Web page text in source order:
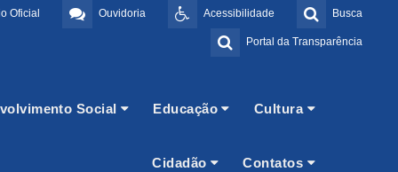
Busca
Acessibilidade
Ouvidoria
Oficial
Portal da Transparência
Social Educação Cultura
Cidadão Contatos